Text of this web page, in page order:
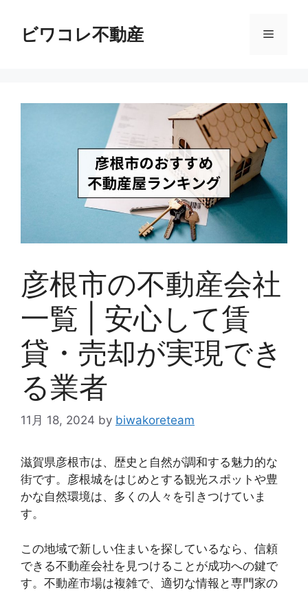
ビワコレ不動産 メ
彦根市の不動産会社
一覧 | 安心して賃
貸・売却が実現でき
る業者
11月 18, 2024 by biwakoreteam
滋賀県彦根市は、歴史と自然が調和する魅力的な
街です。彦根城をはじめとする観光スポットや豊
かな自然環境は、多くの人々を引きつけていま
す。
この地域で新しい住まいを探しているなら、信頼
できる不動産会社を見つけることが成功への鍵で
す。不動産市場は複雑で、適切な情報と専門家の